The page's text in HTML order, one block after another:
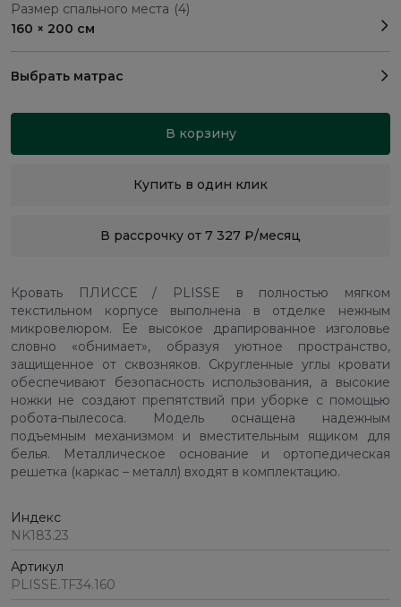
Размер спального места (4)
160 × 200 см
Выбрать матрас
В корзину
Купить в один клик
В рассрочку от 7 327 ₽/месяц
Кровать ПЛИССЕ / PLISSE в полностью мягком
текстильном корпусе выполнена в отделке нежным
микровелюром. Ее высокое драпированное изголовье
словно «обнимает», образуя уютное пространство,
защищенное от сквозняков. Скругленные углы кровати
обеспечивают безопасность использования, а высокие
ножки не создают препятствий при уборке с помощью
робота-пылесоса. Модель оснащена надежным
подъемным механизмом и вместительным ящиком для
белья. Металлическое основание и ортопедическая
решетка (каркас – металл) входят в комплектацию.
Индекс
NK183.23
Артикул
PLISSE.TF34.160